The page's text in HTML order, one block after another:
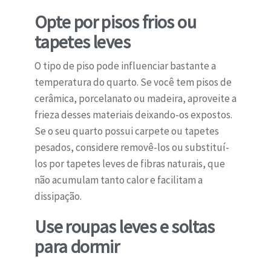
Opte por pisos frios ou
tapetes leves
O tipo de piso pode influenciar bastante a
temperatura do quarto. Se você tem pisos de
cerâmica, porcelanato ou madeira, aproveite a
frieza desses materiais deixando-os expostos.
Se o seu quarto possui carpete ou tapetes
pesados, considere removê-los ou substituí-
los por tapetes leves de fibras naturais, que
não acumulam tanto calor e facilitam a
dissipação.
Use roupas leves e soltas
para dormir